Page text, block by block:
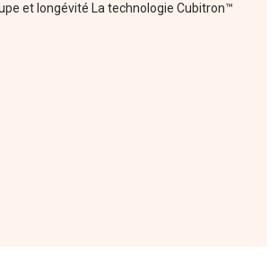
et longévité La technologie Cubitron™